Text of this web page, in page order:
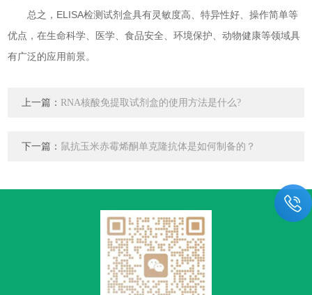
总之，ELISA检测试剂盒具有灵敏度高、特异性好、操作简单等
优点，在生命科学、医学、食品安全、环境保护、动物健康等领域具
有广泛的应用前景。
上一篇： RNA核酸免提取试剂盒的使用方法是什么?
下一篇： 鼠抗玉米赤霉烯酮单克隆抗体是如何制备的？